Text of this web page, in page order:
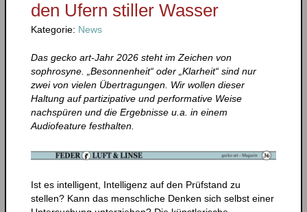
den Ufern stiller Wasser
Kategorie: News
Das gecko art-Jahr 2026 steht im Zeichen von
sophrosyne. „Besonnenheit“ oder „Klarheit“ sind nur
zwei von vielen Übertragungen. Wir wollen dieser
Haltung auf partizipative und performative Weise
nachspüren und die Ergebnisse u.a. in einem
Audiofeature festhalten.
Ist es intelligent, Intelligenz auf den Prüfstand zu
stellen? Kann das menschliche Denken sich selbst einer